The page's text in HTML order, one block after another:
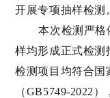
开展专项抽样检测
本次检测 严格
样均形成正式检测
检测项目均符合国
（GB5749-2022 ） ，